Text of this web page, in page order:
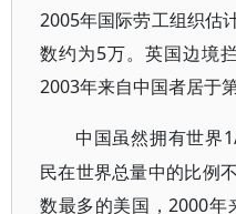
2005年国际劳工组织估
数约为5万。英国边境
2003年来自中国者居于第
中国虽然拥有世界
民在世界总量中的比例
数最多的美国，2000年